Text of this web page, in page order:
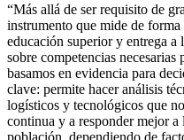
“Más allá de ser requisito de
instrumento que mide de
educación superior y entrega
sobre competencias
basamos en evidencia para
clave: permite hacer análisis
logísticos y tecnológicos que
continua y a responder mejor a
población, dependiendo de